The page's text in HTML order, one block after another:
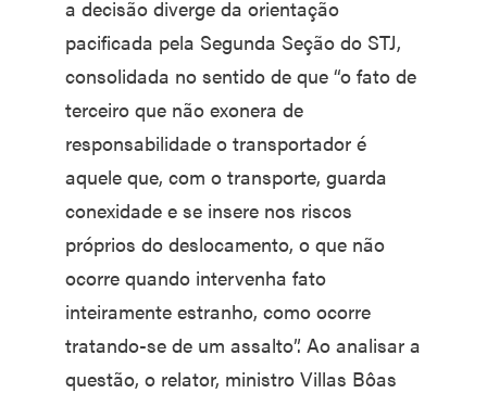
a decisão diverge da orientação
pacificada pela Segunda Seção do STJ,
consolidada no sentido de que “o fato de
terceiro que não exonera de
responsabilidade o transportador é
aquele que, com o transporte, guarda
conexidade e se insere nos riscos
próprios do deslocamento, o que não
ocorre quando intervenha fato
inteiramente estranho, como ocorre
tratando-se de um assalto”. Ao analisar a
questão, o relator, ministro Villas Bôas